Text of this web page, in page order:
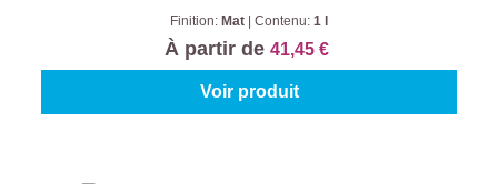
Finition: Mat Contenu: 1 l
À partir de 41,45 €
Voir produit